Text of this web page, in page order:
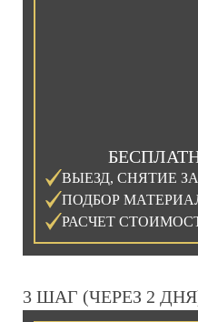
ВЫЕЗД, СНЯТИЕ
ПОДБОР
РАСЧЕТ
3 ШАГ (ЧЕРЕЗ 2